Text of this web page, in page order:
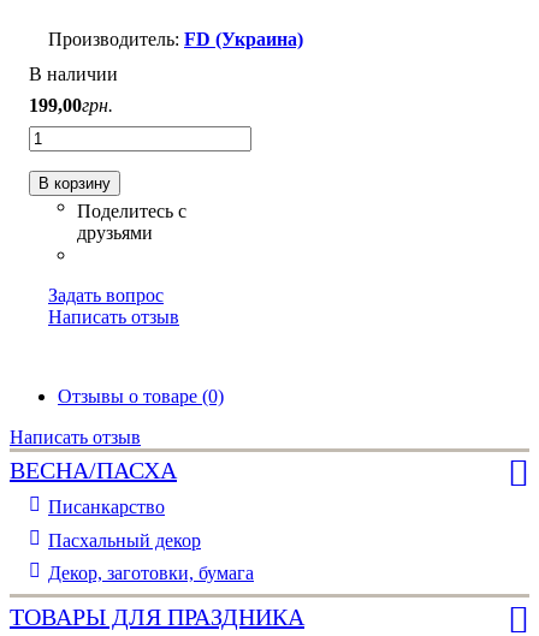
FD (Украина)
В наличии
199,00грн.
В корзину
Задать вопрос
Написать отзыв
Отзывы о товаре (0)
Написать отзыв
ВЕСНА/ПАСХА
Писанкарство
Пасхальный декор
Декор, заготовки, бумага
ТОВАРЫ ДЛЯ ПРАЗДНИКА